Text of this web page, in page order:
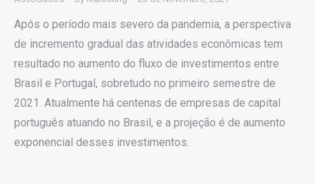
Após o período mais severo da pandemia, a perspectiva
de incremento gradual das atividades econômicas tem
resultado no aumento do fluxo de investimentos entre
Brasil e Portugal, sobretudo no primeiro semestre de
2021. Atualmente há centenas de empresas de capital
português atuando no Brasil, e a projeção é de aumento
exponencial desses investimentos.